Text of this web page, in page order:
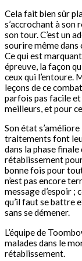
Cela fait bien sûr
s’accrochant à son
son tour. C’est un
sourire même
Ce qui est
épreuve, la façon
ceux qui l’entoure.
leçons de ce
parfois pas facile
meilleurs, et pour
Son état
traitements font
dans la phase
rétablissement
bonne fois pour
n’est pas encore
message d’espoir ;
qu’il faut se battre
sans se démener.
L’équipe de
malades dans le
rétablissement.